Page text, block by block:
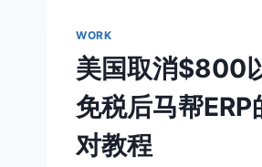
WORK
美国取消$800
免税后马帮ERP
对教程